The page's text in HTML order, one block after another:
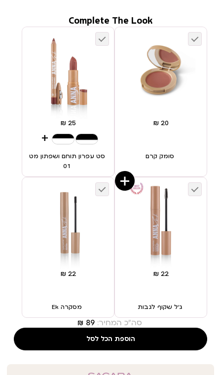
סומק קרם
סט עפרון תוחם ושפתון מט
01
+
ג’ל שקוף לגבות
‏22 ₪
מסקרה Ek
‏22 ₪
Complete The Look
סה"כ המחיר:
הוספת הכל לסל